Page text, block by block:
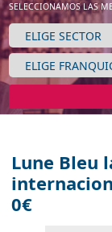
SELECCIONAMOS LAS
Lune Bleu
0€